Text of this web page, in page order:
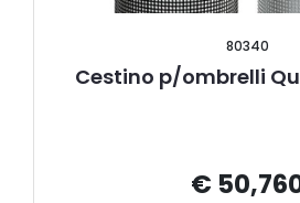
80340
Cestino p/ombrelli
€